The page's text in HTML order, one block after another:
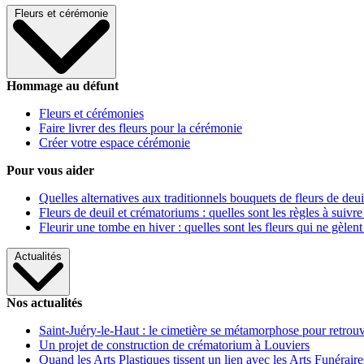
Fleurs et cérémonie
Hommage au défunt
Fleurs et cérémonies
Faire livrer des fleurs pour la cérémonie
Créer votre espace cérémonie
Pour vous aider
Quelles alternatives aux traditionnels bouquets de fleurs de
Fleurs de deuil et crématoriums : quelles sont les règles à
Fleurir une tombe en hiver : quelles sont les fleurs qui ne gèlent
Actualités
Nos actualités
Saint-Juéry-le-Haut : le cimetière se métamorphose pour
Un projet de construction de crématorium à Louviers
Quand les Arts Plastiques tissent un lien avec les Arts